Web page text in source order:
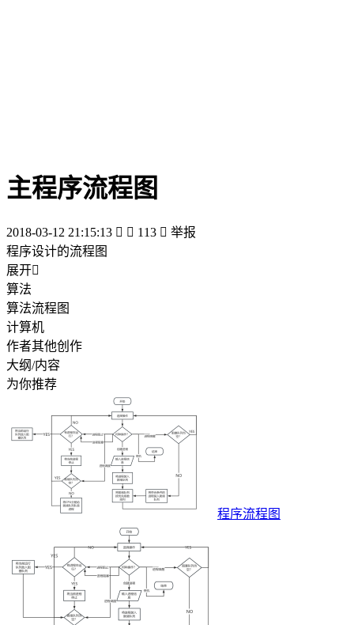
主程序流程图
2018-03-12 21:15:13   113  举报
程序设计的流程图
展开
算法
算法流程图
计算机
作者其他创作
大纲/内容
为你推荐
程序流程图